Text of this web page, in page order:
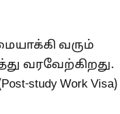
வரும்
வரவேற்கிறது.
study Work Visa)